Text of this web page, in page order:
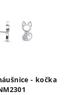
- kočka